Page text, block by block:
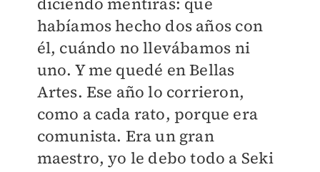
habíamos hecho dos años con
él, cuándo no llevábamos ni
uno. Y me quedé en Bellas
Artes. Ese año lo corrieron,
como a cada rato, porque era
comunista. Era un gran
maestro, yo le debo todo a Seki